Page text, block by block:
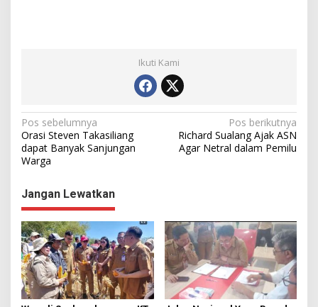
Ikuti Kami
N
a
v
i
g
a
s
i
p
Pos sebelumnya
Orasi Steven Takasiliang
dapat Banyak Sanjungan
Warga
Pos berikutnya
Richard Sualang Ajak ASN
Agar Netral dalam Pemilu
Jangan Lewatkan